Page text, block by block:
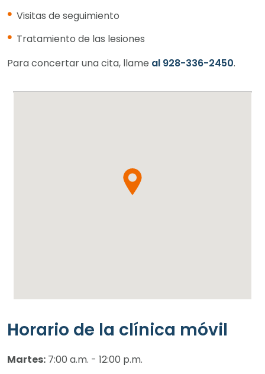
Visitas de seguimiento
Tratamiento de las lesiones
Para concertar una cita, llame al 928-336-2450.
Horario de la clínica móvil
Martes: 7:00 a.m. - 12:00 p.m.